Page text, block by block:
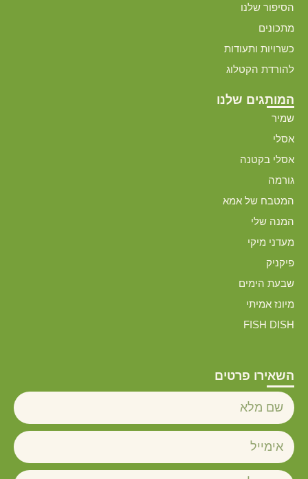
השאירו פרטים
הסיפור שלנו
מתכונים
כשרויות ותעודות
להורדת הקטלוג
המותגים שלנו
שמיר
אסלי
אסלי בקטנה
גורמה
המטבח של אמא
המנה שלי
מעדני מיקי
פיקניק
שבעת הימים
מיונז אמיתי
FISH DISH